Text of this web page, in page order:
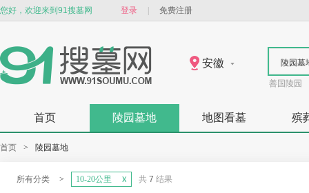
您好，欢迎来到91搜墓网 登录 免费注册
安徽 陵园墓
善国陵园
首页 陵园墓地 地图看墓 殡
首页 > 陵园墓地
所有分类 > 10-20公里 共 7 结果